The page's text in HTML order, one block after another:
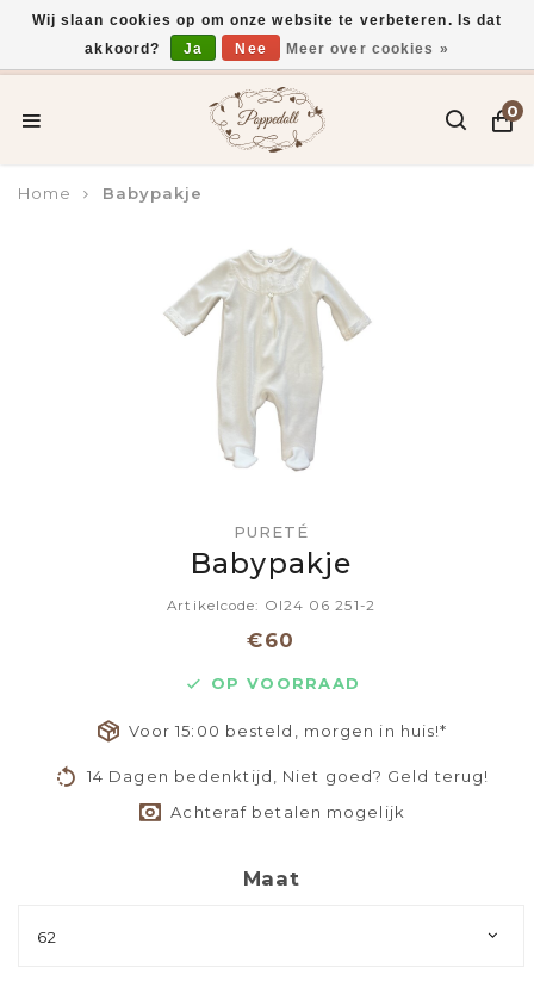
Voor 15:00 uur besteld, vandaag verzonden*
0
Home Babypakje
PURETÉ
Babypakje
Artikelcode: OI24 06 251-2
€60
OP VOORRAAD
Voor 15:00 besteld, morgen in huis!*
14 Dagen bedenktijd, Niet goed? Geld terug!
Achteraf betalen mogelijk
Maat
62
Wij slaan cookies op om onze website te verbeteren. Is dat
akkoord?
Ja Nee Meer over cookies »